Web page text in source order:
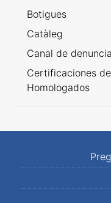
Botigues
Catàleg
Canal de
Certificaciones
Homologados